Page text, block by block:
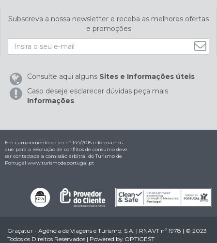
Subscreva a nossa newsletter e receba as melhores ofertas
e promoções
Consulte aqui alguns Sites e Informações úteis
Caso deseje esclarecer dúvidas peça mais
Informações
Em cumprimento da lei nº 144/2015 informamos
que para a resolução de conflitos de consumo deve
ser contactada a comissão arbitral do Turismo de
Portugal www.turismodeportugal.pt
Graçatur - Agência de Viagens e Turismo, S.A. | RNAVT nº 1978 | © 2023
Todos os Direitos Reservados | Powered by OPTIGEST